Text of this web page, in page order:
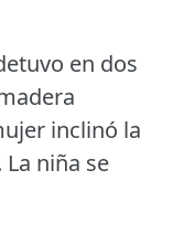
en dos
inclinó la
La niña se